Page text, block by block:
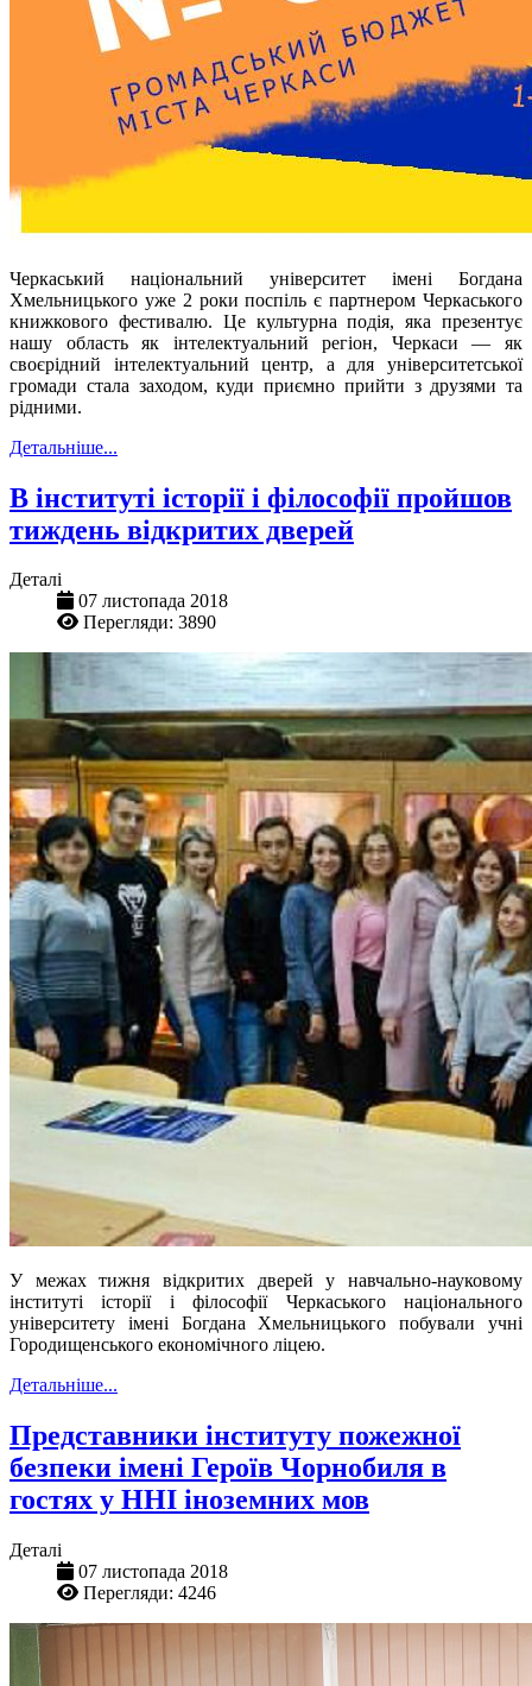
Черкаський національний університет імені Богдана
Хмельницького уже 2 роки поспіль є партнером Черкаського
книжкового фестивалю. Це культурна подія, яка презентує
нашу область як інтелектуальний регіон, Черкаси — як
своєрідний інтелектуальний центр, а для університетської
громади стала заходом, куди приємно прийти з друзями та
рідними.
Детальніше...
В інституті історії і філософії пройшов
тиждень відкритих дверей
Деталі
07 листопада 2018
Перегляди: 3890
У межахтижня відкритих дверей унавчально-науковому
інституті історії і філософії Черкаського національного
університету імені Богдана Хмельницького побували учні
Городищенського економічного ліцею.
Детальніше...
Представники інституту пожежної
безпеки імені Героїв Чорнобиля в
гостях у ННІ іноземних мов
Деталі
07 листопада 2018
Перегляди: 4246